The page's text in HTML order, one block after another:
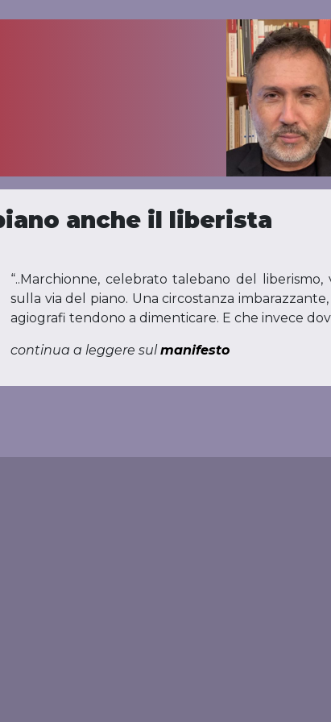
anche il liberista
“..Marchionne, celebrato talebano del
sulla via del piano. Una circostanza
agiografi tendono a dimenticare. E che invece
continua a leggere sulmanifesto